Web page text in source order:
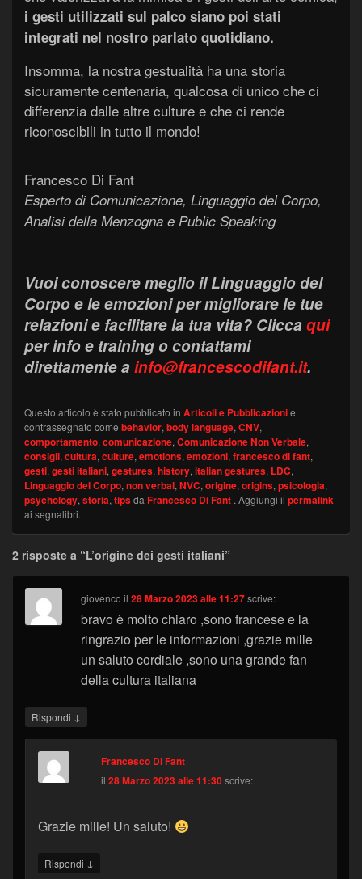
i gesti utilizzati sul palco siano poi stati
integrati nel nostro parlato quotidiano.
Insomma, la nostra gestualità ha una storia
sicuramente centenaria, qualcosa di unico che ci
differenzia dalle altre culture e che ci rende
riconoscibili in tutto il mondo!
Francesco Di Fant
Esperto di Comunicazione, Linguaggio del Corpo,
Analisi della Menzogna e Public Speaking
Vuoi conoscere meglio il Linguaggio del
Corpo e le emozioni per migliorare le tue
relazioni e facilitare la tua vita? Cliccaqui
per info e training o contattami
direttamente ainfo@francescodifant.it.
Questo articolo è stato pubblicato in Articoli e Pubblicazionie
contrassegnato come behavior, body language, CNV,
comportamento, comunicazione, Comunicazione Non Verbale,
consigli, cultura, culture, emotions, emozioni, francesco di fant,
gesti, gesti italiani, gestures, history, italian gestures, LDC,
Linguaggio del Corpo, non verbal, NVC, origine, origins, psicologia,
psychology, storia, tipsda Francesco Di Fant . Aggiungi il permalink
ai segnalibri.
2 risposte a “L’origine dei gesti italiani”
giovenco il28 Marzo 2023 alle 11:27 scrive:
bravo è molto chiaro ,sono francese e la
ringrazio per le informazioni ,grazie mille
un saluto cordiale ,sono una grande fan
della cultura italiana
Rispondi ↓
Francesco Di Fant
il28 Marzo 2023 alle 11:30scrive:
Grazie mille! Un saluto!
Rispondi ↓